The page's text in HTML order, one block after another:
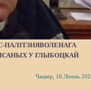
У ГЛЫБОЦКАЙ
Чацвер, 16 Ліпень